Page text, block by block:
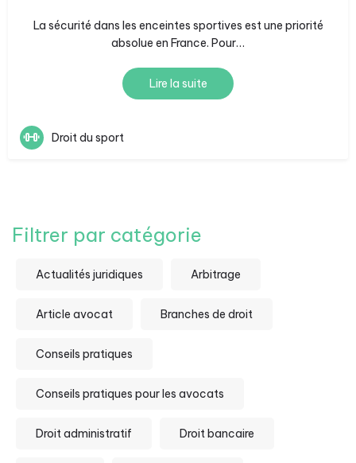
La sécurité dans les enceintes sportives est une priorité
absolue en France. Pour…
Lire la suite
Droit du sport
Filtrer par catégorie
Actualités juridiques Arbitrage
Article avocat Branches de droit
Conseils pratiques
Conseils pratiques pour les avocats
Droit administratif Droit bancaire